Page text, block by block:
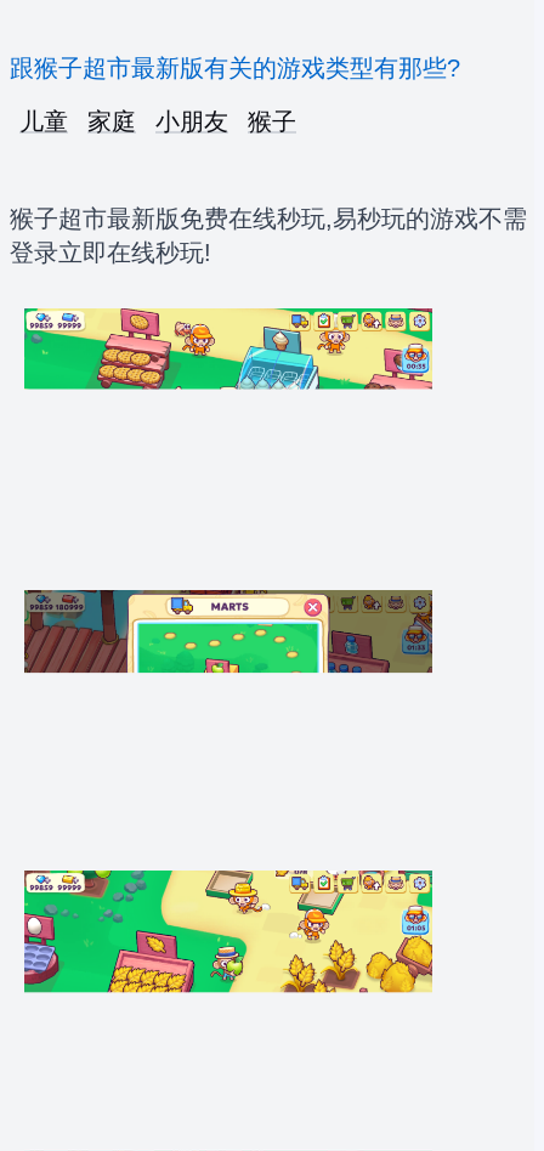
跟猴子超市最新版有关的游戏类型有那些?
儿童
家庭 小朋友 猴子
猴子超市最新版免费在线秒玩,易秒玩的游戏不需
登录立即在线秒玩!